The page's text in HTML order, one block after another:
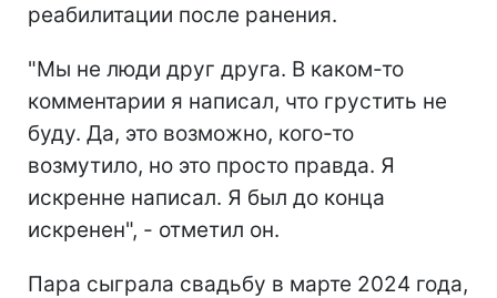
реабилитации после ранения.
"Мы не люди друг друга. В каком-то
комментарии я написал, что грустить не
буду. Да, это возможно, кого-то
возмутило, но это просто правда. Я
искренне написал. Я был до конца
искренен", - отметил он.
Пара сыграла свадьбу в марте 2024 года,